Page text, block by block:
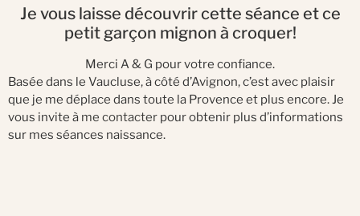
Je vous laisse découvrir cette séance et ce
petit garçon mignon à croquer!
Merci A & G pour votre confiance.
Basée dans le Vaucluse, à côté d’Avignon, c’est avec plaisir
que je me déplace dans toute la Provence et plus encore. Je
vous invite à me contacter pour obtenir plus d’informations
sur mes séances naissance.